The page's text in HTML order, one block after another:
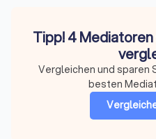
Tipp! 4
Vergleichen und sparen
besten